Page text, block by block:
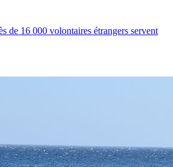
de 16 000 volontaires étrangers servent